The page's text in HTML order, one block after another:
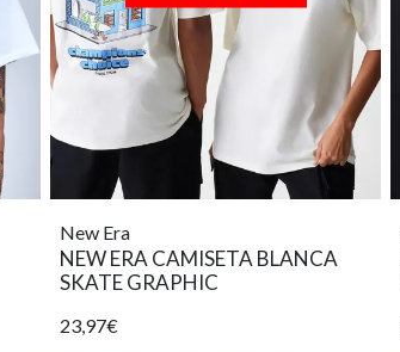
New Era
NEW ERA CAMISETA BLANCA
SKATE GRAPHIC
23,97€